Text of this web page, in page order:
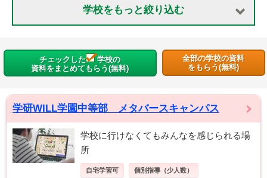
学校をもっと絞り込む
チェックした
学校の
資料をまとめてもらう(無料)
全部の学校の資料
をもらう(無料)
学研WILL学園中等部 メタバースキャンパス
学校に行けなくてもみんなを感じられる場
所
自宅学習可 個別指導（少人数）